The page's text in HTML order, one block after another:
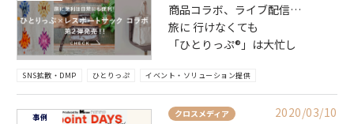
商品コラボ、ライブ配信…
旅に 行けなくても
「ひとりっぷ®」は大忙し
SNS拡散・DMP ひとりっぷ イベント・ソリューション提供
事例 クロスメディア
2020/03/10